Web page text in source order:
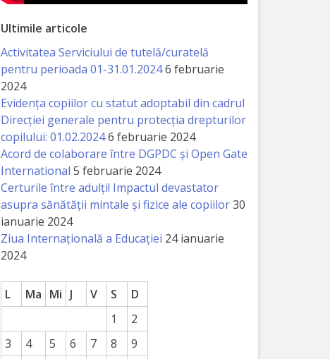
Ultimile articole
Activitatea Serviciului de tutelă/curatelă
pentru perioada 01-31.01.20246 februarie
2024
Evidența copiilor cu statut adoptabil din cadrul
Direcției generale pentru protecția drepturilor
copilului: 01.02.20246 februarie 2024
Acord de colaborare între DGPDC și Open Gate
International 5 februarie 2024
Certurile între adulți! Impactul devastator
asupra sănătății mintale și fizice ale copiilor30
ianuarie 2024
Ziua Internațională a Educației 24 ianuarie
2024
L Ma Mi J V S
D
1
2
3
4 5 6 7 8
9